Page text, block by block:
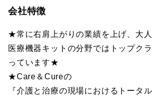
会社特徴
★常に右肩上がりの業績を上げ、大人
医療機器キットの分野ではトップク
っています★
★Care＆Cureの
『介護と治療の現場におけるトータ